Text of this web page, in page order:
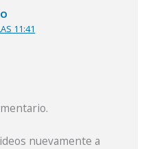
11:41
nuevamente a